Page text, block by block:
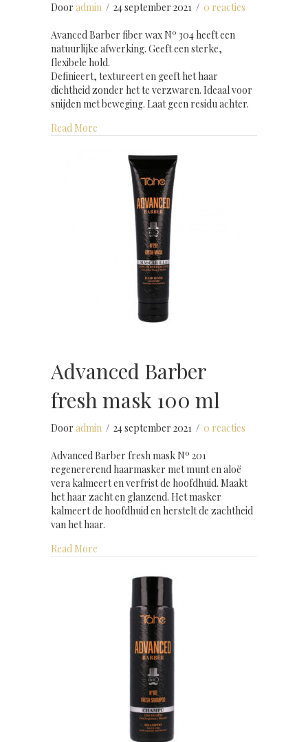
Door admin / 24 september 2021 / 0 reacties
Avanced Barber fiber wax Nº 304 heeft een
natuurlijke afwerking. Geeft een sterke,
flexibele hold.
Definieert, textureert en geeft het haar
dichtheid zonder het te verzwaren. Ideaal voor
snijden met beweging. Laat geen residu achter.
Read More
Advanced Barber
fresh mask 100 ml
Door admin / 24 september 2021 / 0 reacties
Advanced Barber fresh mask Nº 201
regenererend haarmasker met munt en aloë
vera kalmeert en verfrist de hoofdhuid. Maakt
het haar zacht en glanzend. Het masker
kalmeert de hoofdhuid en herstelt de zachtheid
van het haar.
Read More